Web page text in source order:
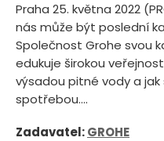
Praha 25. května 2022
nás může být poslední
Společnost Grohe svou
edukuje širokou
výsadou pitné vody a
spotřebou....
Zadavatel:GROHE